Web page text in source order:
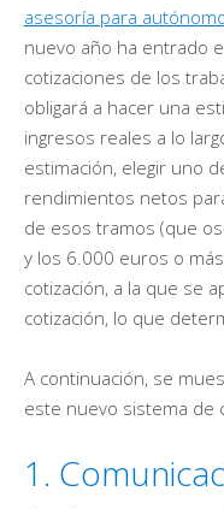
asesoría para
nuevo año ha entrado
cotizaciones de los
obligará a hacer una
ingresos reales a lo
estimación, elegir uno
rendimientos netos
de esos tramos (que
y los 6.000 euros o
cotización, a la que se
cotización, lo que
A continuación, se
este nuevo sistema de
1.